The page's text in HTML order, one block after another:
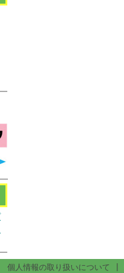
個人情報の取り扱いについて